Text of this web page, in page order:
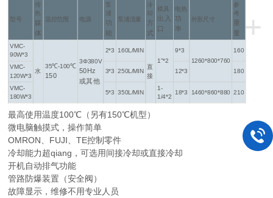
+
型号
传
热
媒
体
温控范围 电源
泵
浦
功
能
泵浦流量
冷
却
方
式
模具
出入
口
电热
功
率
外形尺寸
参
考
重
VMC-
90W*3
水
35℃-100℃
150
3Φ380V
50Hz
或其他
2*3 160L/MIN
直
接
1"*2
9*3
1260*800*760
160
VMC-
120W*3
3*3 250L/MIN 12*3 180
VMC-
180W*3
5*3 350L/MIN
1-
1/4*2
18*3 1460*860*880 210
最高使用温度100℃（另有150℃机型）
微电脑触摸式，操作简单
OMRON、FUJI、TE控制零件
冷却能力超qiang，可选用间接冷却或直接冷却
开机自动排气功能
管路防爆装置（安全阀）
故障显示，维修不用专业人员